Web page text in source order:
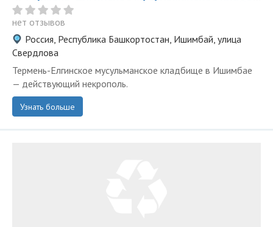
нет отзывов
Россия, Республика Башкортостан, Ишимбай, улица
Свердлова
Термень-Елгинское мусульманское кладбище в Ишимбае
— действующий некрополь.
Узнать больше